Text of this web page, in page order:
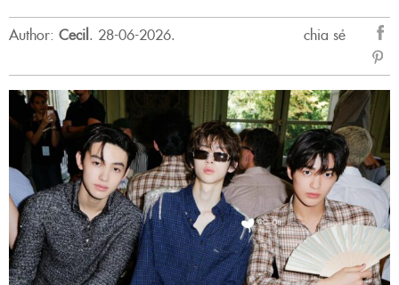
Author: Cecil. 28-06-2026.
chia sẻ
sẻ